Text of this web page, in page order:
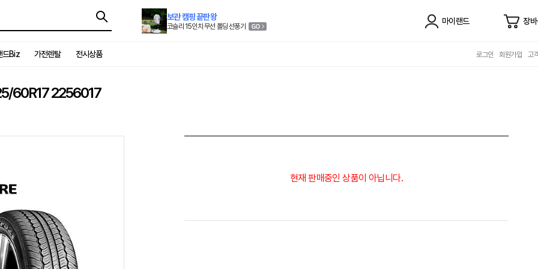
보관 캠핑 끝판왕
코슬리 15인치 무선 폴딩 선풍기
마이랜드 장
드Biz 가전렌탈 전시상품 로그인 회원가입 고
60R17 2256017
현재 판매중인 상품이 아닙니다.